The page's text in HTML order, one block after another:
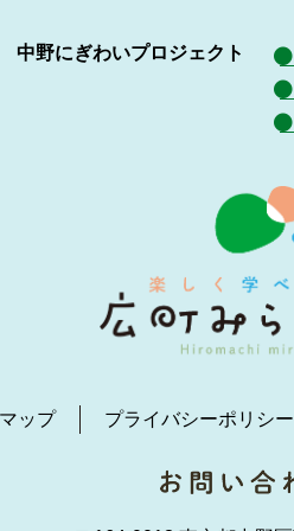
中野にぎわいプロジェクト
ップ プライバシーポリシー